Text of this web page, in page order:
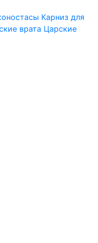
Карниз для
врата Царские